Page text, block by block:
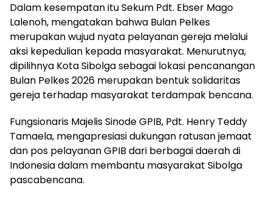
Dalam kesempatan itu Sekum Pdt. Ebser Mago
Lalenoh, mengatakan bahwa Bulan Pelkes
merupakan wujud nyata pelayanan gereja melalui
aksi kepedulian kepada masyarakat. Menurutnya,
dipilihnya Kota Sibolga sebagai lokasi pencanangan
Bulan Pelkes 2026 merupakan bentuk solidaritas
gereja terhadap masyarakat terdampak bencana.
Fungsionaris Majelis Sinode GPIB, Pdt. Henry Teddy
Tamaela, mengapresiasi dukungan ratusan jemaat
dan pos pelayanan GPIB dari berbagai daerah di
Indonesia dalam membantu masyarakat Sibolga
pascabencana.